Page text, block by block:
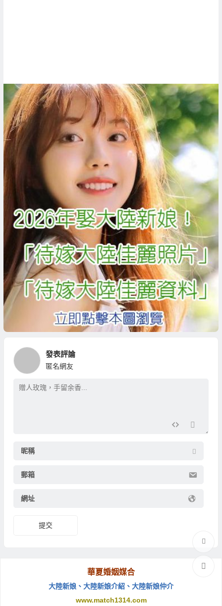
發表評論
匿名網友
昵稱
郵箱
網址
提交
華夏婚姻媒合
大陸新娘 、 大陸新娘介紹 、 大陸新娘仲介
www.match1314.com